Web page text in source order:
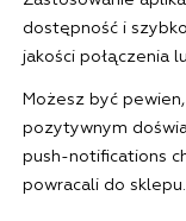
dostępność i
jakości połączenia
Możesz być
pozytywnym
push-notifications
powracali do sklepu.